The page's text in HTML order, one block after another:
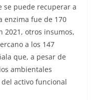
se puede recuperar a
enzima fue de 170
2021, otros insumos,
a los 147
que, a pesar de
ambientales
activo funcional